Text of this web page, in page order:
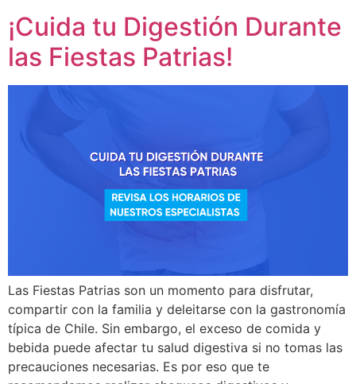
¡Cuida tu Digestión Durante
las Fiestas Patrias!
Las Fiestas Patrias son un momento para disfrutar,
compartir con la familia y deleitarse con la gastronomía
típica de Chile. Sin embargo, el exceso de comida y
bebida puede afectar tu salud digestiva si no tomas las
precauciones necesarias. Es por eso que te